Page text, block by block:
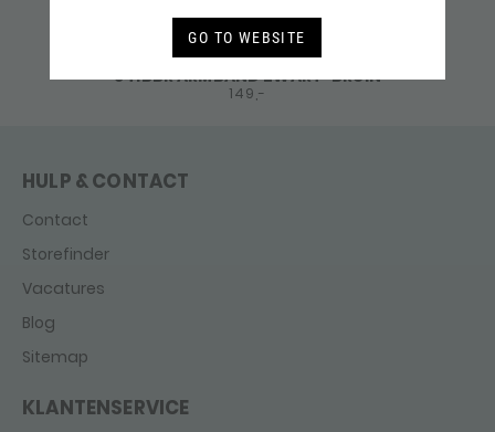
GO TO WEBSITE
841BBR ARMBAND ZWART-BRUIN
149,-
HULP & CONTACT
Contact
Storefinder
Vacatures
Blog
Sitemap
KLANTENSERVICE